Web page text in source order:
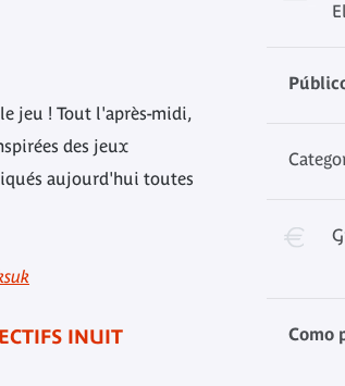
jeu ! Tout l'après-midi,
des jeux
aujourd'hui toutes
INUIT Como